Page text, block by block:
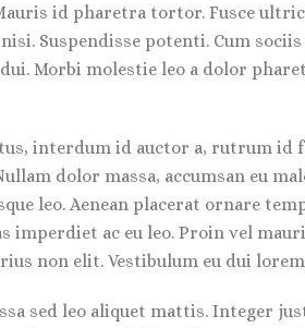
id pharetra tortor. Fusce
Suspendisse potenti. Cum
Morbi molestie leo a dolor
interdum id auctor a, rutrum id
dolor massa, accumsan eu
leo. Aenean placerat ornare
imperdiet ac eu leo. Proin vel
non elit. Vestibulum eu dui
sed leo aliquet mattis. Integer